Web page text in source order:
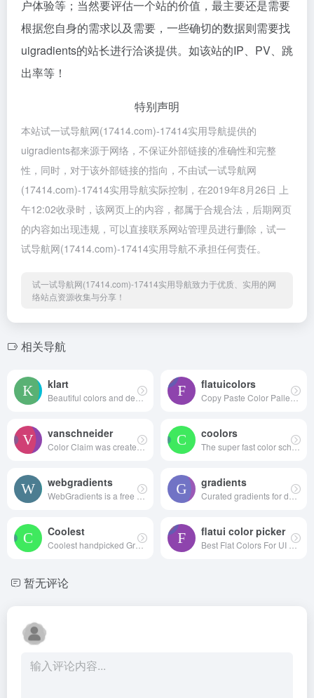
户体验等；当然要评估一个站的价值，最主要还是需要
根据您自身的需求以及需要，一些确切的数据则需要找
uigradients的站长进行洽谈提供。如该站的IP、PV、跳
出率等！
特别声明
本站试一试导航网(17414.com)-17414实用导航提供的
uigradients都来源于网络，不保证外部链接的准确性和完整
性，同时，对于该外部链接的指向，不由试一试导航网
(17414.com)-17414实用导航实际控制，在2019年8月26日 上
午12:02收录时，该网页上的内容，都属于合规合法，后期网页
的内容如出现违规，可以直接联系网站管理员进行删除，试一
试导航网(17414.com)-17414实用导航不承担任何责任。
试一试导航网(17414.com)-17414实用导航致力于优质、实用的网
络站点资源收集与分享！
相关导航
klart
Beautiful colors and designs to your inbox every week
flatuicolors
Copy Paste Color Pallette from Flat UI Theme
vanschneider
Color Claim was created in 2012 by Tobias van Schneider with the goal to collect & combine unique colors for my future projects.
coolors
The super fast color schemes generator!
webgradients
WebGradients is a free collection of 180 linear gradients that you can use as content backdrops in any part of your website.
gradients
Curated gradients for designers and developers
Coolest
Coolest handpicked Gradient Hues for your next super ⚡ amazing stuff
flatui color picker
Best Flat Colors For UI Design
暂无评论